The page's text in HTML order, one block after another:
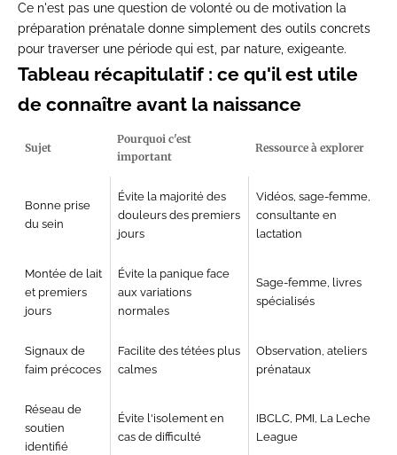
Ce n'est pas une question de volonté ou de motivation la
préparation prénatale donne simplement des outils concrets
pour traverser une période qui est, par nature, exigeante.
Tableau récapitulatif : ce qu'il est utile
de connaître avant la naissance
Sujet
Pourquoi c'est
important
Ressource à explorer
Bonne prise
du sein
Évite la majorité des
douleurs des premiers
jours
Vidéos, sage-femme,
consultante en
lactation
Montée de lait
et premiers
jours
Évite la panique face
aux variations
normales
Sage-femme, livres
spécialisés
Signaux de
faim précoces
Facilite des tétées plus
calmes
Observation, ateliers
prénataux
Réseau de
soutien
identifié
Évite l'isolement en
cas de difficulté
IBCLC, PMI, La Leche
League